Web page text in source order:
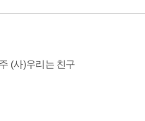
(사)우리는 친구